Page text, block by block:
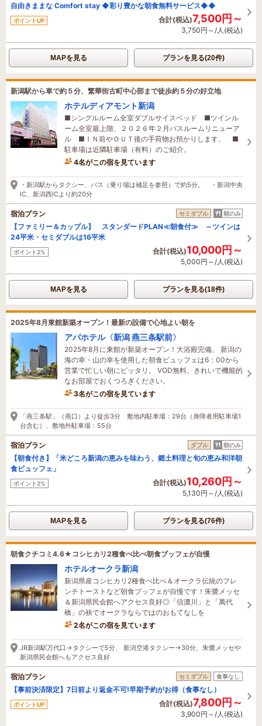
自由きままな Comfort stay ◆彩り豊かな朝食無料サービス◆◆
ポイントUP 合計(税込)7,500円～
3,750円～/人(税込)
MAPを見る プランを見る(20件)
新潟駅から車で約５分、繁華街古町中心部まで徒歩約５分の好立地
ホテルディアモント新潟
■シングルルーム全室ダブルサイスベッド ■ツインル
ーム全室最上階、２０２６年２月バスルームリニューア
ル ■ＩＮ前やＯＵＴ後の手荷物お預かりします。 ■
駐車場は近隣駐車場（有料）のご紹介。
4名がこの宿を見ています
1時間前に予約されました
・新潟駅からタクシー、バス（乗り場は補足を参照）で約5分。 ・新潟中央
IC、新潟西ICより約20分
宿泊プラン セミダブル 朝のみ
【ファミリー＆カップル】 スタンダードPLAN≪朝食付≫ ～ツインは
24平米・セミダブルは16平米
ポイント2% 合計(税込)10,000円～
5,000円～/人(税込)
MAPを見る プランを見る(18件)
2025年8月東館新築オープン！最新の設備で心地よい朝を
アパホテル〈新潟 燕三条駅前〉
2025年8月に東館が新築オープン！大浴殿完備。 新潟の
海の幸・山の幸を使用した朝食ビュッフェは6：00から
営業で忙しい朝にピッタリ。 VOD無料。きれいで機能的
なお部屋でおくつろぎください。
3名がこの宿を見ています
17分前に予約されました
「燕三条駅」（燕口）より徒歩3分 敷地内駐車場：29台（身障者用駐車場1
台含む）、敷地外駐車場：55台
宿泊プラン ダブル 朝のみ
【朝食付き】「米どころ新潟の恵みを味わう、郷土料理と旬の恵み和洋朝
食ビュッフェ」
ポイント2% 合計(税込)10,260円～
5,130円～/人(税込)
MAPを見る プランを見る(76件)
朝食クチコミ4.6★コシヒカリ2種食べ比べ朝食ブッフェが自慢
ホテルオークラ新潟
新潟県産コシヒカリ2種食べ比べ＆オークラ伝統のフレ
ンチトーストなど朝食ブッフェが自慢です！朱鷺メッセ
＆新潟県民会館へアクセス良好◎「信濃川」と「萬代
橋」の袂でオークラならではのおもてなしを
2名がこの宿を見ています
たった今予約されました
JR新潟駅万代口→タクシーで5分、 新潟空港タクシー→30分、朱鷺メッセや
新潟県民会館へもアクセス良好
宿泊プラン セミダブル 食事なし
【事前決済限定】7日前より返金不可!早期予約がお得（食事なし）
ポイントUP 合計(税込)7,800円～
3,900円～/人(税込)